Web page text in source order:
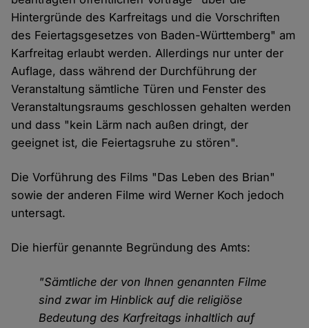
Hintergründe des Karfreitags und die Vorschriften
des Feiertagsgesetzes von Baden-Württemberg" am
Karfreitag erlaubt werden. Allerdings nur unter der
Auflage, dass während der Durchführung der
Veranstaltung sämtliche Türen und Fenster des
Veranstaltungsraums geschlossen gehalten werden
und dass "kein Lärm nach außen dringt, der
geeignet ist, die Feiertagsruhe zu stören".
Die Vorführung des Films "Das Leben des Brian"
sowie der anderen Filme wird Werner Koch jedoch
untersagt.
Die hierfür genannte Begründung des Amts:
"Sämtliche der von Ihnen genannten Filme
sind zwar im Hinblick auf die religiöse
Bedeutung des Karfreitags inhaltlich auf